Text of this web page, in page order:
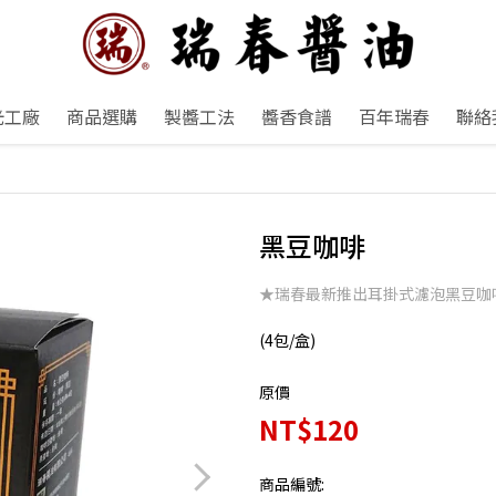
廠 商品選購 製醬工法 醬香食譜 百年瑞春 聯
黑豆咖啡
★瑞春最新推出耳掛式濾泡黑豆咖
(4包/盒)
原價
NT$120
商品編號: